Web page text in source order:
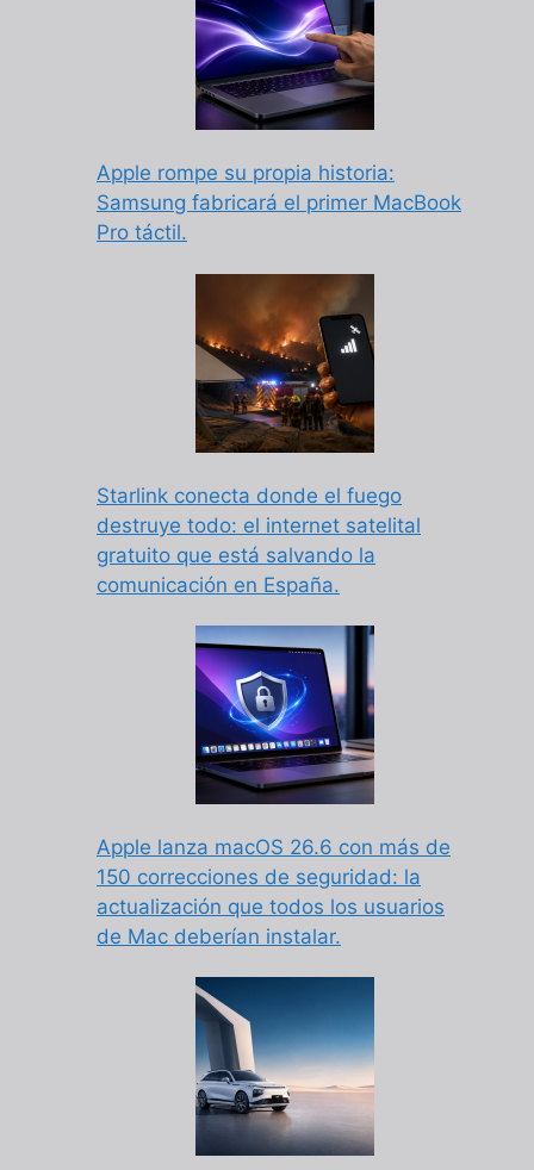
Apple rompe su propia historia:
Samsung fabricará el primer MacBook
Pro táctil.
Starlink conecta donde el fuego
destruye todo: el internet satelital
gratuito que está salvando la
comunicación en España.
Apple lanza macOS 26.6 con más de
150 correcciones de seguridad: la
actualización que todos los usuarios
de Mac deberían instalar.